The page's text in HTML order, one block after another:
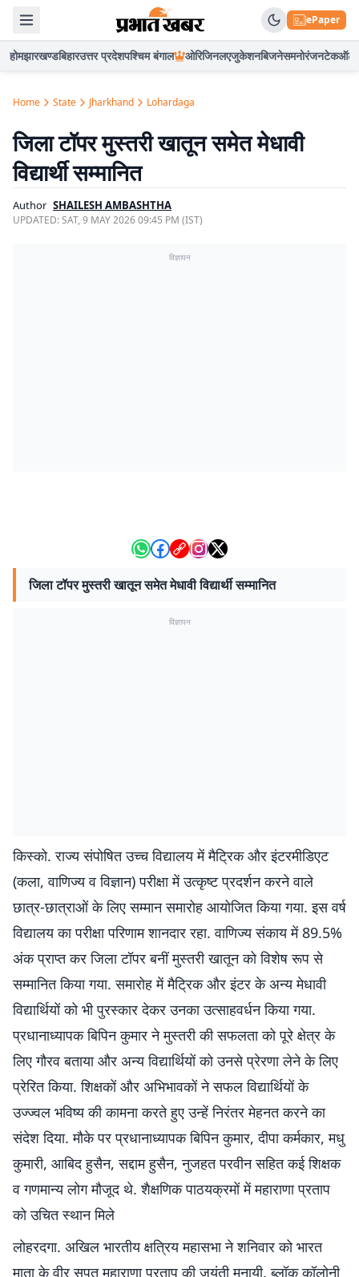
ePaper
होमझारखण्डबिहारउत्तर प्रदेशपश्चिम बंगाल ओरिजिनलएजुकेशनबिजनेसमनोरंजनटेकऑटो
Home State Jharkhand Lohardaga
जिला टॉपर मुस्तरी खातून समेत मेधावी
विद्यार्थी सम्मानित
Author SHAILESH AMBASHTHA
UPDATED:SAT, 9 MAY 2026 09:45 PM (IST)
विज्ञापन
जिला टॉपर मुस्तरी खातून समेत मेधावी विद्यार्थी सम्मानित
विज्ञापन
किस्को. राज्य संपोषित उच्च विद्यालय में मैट्रिक और इंटरमीडिएट
(कला, वाणिज्य व विज्ञान) परीक्षा में उत्कृष्ट प्रदर्शन करने वाले
छात्र-छात्राओं के लिए सम्मान समारोह आयोजित किया गया. इस वर्ष
विद्यालय का परीक्षा परिणाम शानदार रहा. वाणिज्य संकाय में 89.5%
अंक प्राप्त कर जिला टॉपर बनीं मुस्तरी खातून को विशेष रूप से
सम्मानित किया गया. समारोह में मैट्रिक और इंटर के अन्य मेधावी
विद्यार्थियों को भी पुरस्कार देकर उनका उत्साहवर्धन किया गया.
प्रधानाध्यापक बिपिन कुमार ने मुस्तरी की सफलता को पूरे क्षेत्र के
लिए गौरव बताया और अन्य विद्यार्थियों को उनसे प्रेरणा लेने के लिए
प्रेरित किया. शिक्षकों और अभिभावकों ने सफल विद्यार्थियों के
उज्ज्वल भविष्य की कामना करते हुए उन्हें निरंतर मेहनत करने का
संदेश दिया. मौके पर प्रधानाध्यापक बिपिन कुमार, दीपा कर्मकार, मधु
कुमारी, आबिद हुसैन, सद्दाम हुसैन, नुजहत परवीन सहित कई शिक्षक
व गणमान्य लोग मौजूद थे. शैक्षणिक पाठयक्रमों में महाराणा प्रताप
को उचित स्थान मिले
लोहरदगा. अखिल भारतीय क्षत्रिय महासभा ने शनिवार को भारत
माता के वीर सपूत महाराणा प्रताप की जयंती मनायी. ब्लॉक कॉलोनी